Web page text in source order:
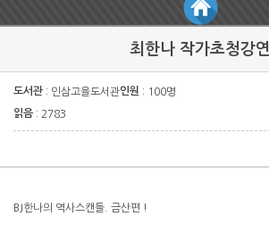
최한나 작가초청강연
도서관 : 인삼고을도서관인원 : 100명
읽음 : 2783
BJ한나의 역사스캔들. 금산편 !